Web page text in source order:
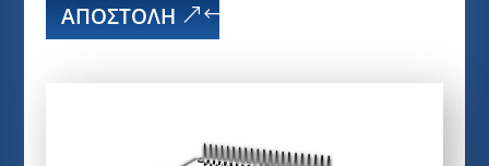
ΑΠΟΣΤΟΛΉ